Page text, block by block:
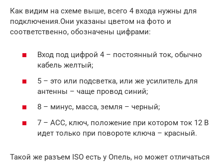
Как видим на схеме выше, всего 4 входа нужны для
подключения.Они указаны цветом на фото и
соответственно, обозначены цифрами:
Вход под цифрой 4 – постоянный ток, обычно
кабель желтый;
5 – это или подсветка, или же усилитель для
антенны – чаще провод синий;
8 – минус, масса, земля – черный;
7 – ACC, ключ, положение при котором ток 12 В
идет только при повороте ключа – красный.
Такой же разъем ISO есть у Опель, но может отличаться